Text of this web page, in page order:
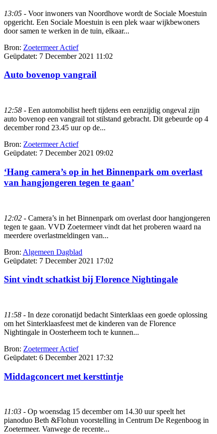
13:05 - Voor inwoners van Noordhove wordt de Sociale Moestuin
opgericht. Een Sociale Moestuin is een plek waar wijkbewoners
door samen te werken in de tuin, elkaar...
Bron: Zoetermeer Actief
Geüpdatet: 7 December 2021 11:02
Auto bovenop vangrail
12:58 - Een automobilist heeft tijdens een eenzijdig ongeval zijn
auto bovenop een vangrail tot stilstand gebracht. Dit gebeurde op 4
december rond 23.45 uur op de...
Bron: Zoetermeer Actief
Geüpdatet: 7 December 2021 09:02
‘Hang camera’s op in het Binnenpark om overlast
van hangjongeren tegen te gaan’
12:02 - Camera’s in het Binnenpark om overlast door hangjongeren
tegen te gaan. VVD Zoetermeer vindt dat het proberen waard na
meerdere overlastmeldingen van...
Bron: Algemeen Dagblad
Geüpdatet: 7 December 2021 17:02
Sint vindt schatkist bij Florence Nightingale
11:58 - In deze coronatijd bedacht Sinterklaas een goede oplossing
om het Sinterklaasfeest met de kinderen van de Florence
Nightingale in Oosterheem toch te kunnen...
Bron: Zoetermeer Actief
Geüpdatet: 6 December 2021 17:32
Middagconcert met kersttintje
11:03 - Op woensdag 15 december om 14.30 uur speelt het
pianoduo Beth &Flohun voorstelling in Centrum De Regenboog in
Zoetermeer. Vanwege de recente...